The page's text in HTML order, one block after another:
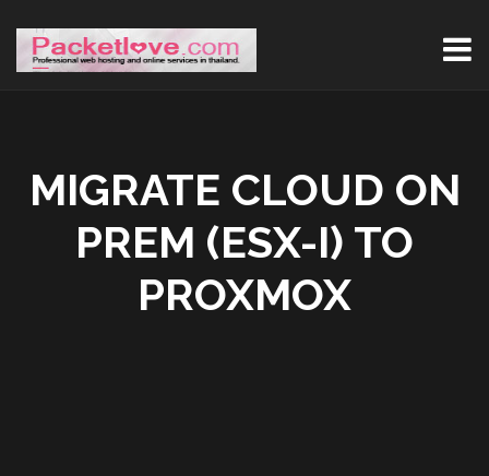
MIGRATE CLOUD ON
PREM (ESX-I) TO
PROXMOX